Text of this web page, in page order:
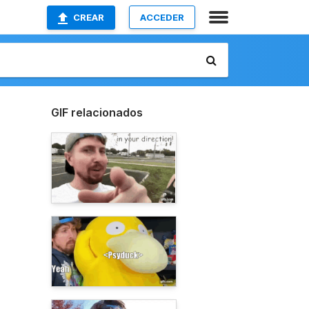
CREAR ACCEDER
GIF relacionados